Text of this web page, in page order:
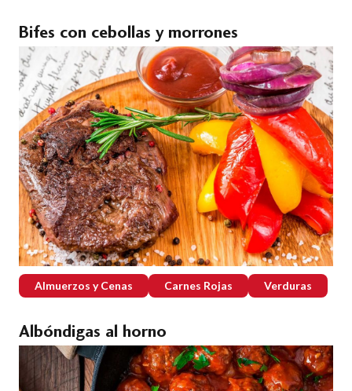
Bifes con cebollas y morrones
Almuerzos y Cenas Carnes Rojas Verduras
Albóndigas al horno